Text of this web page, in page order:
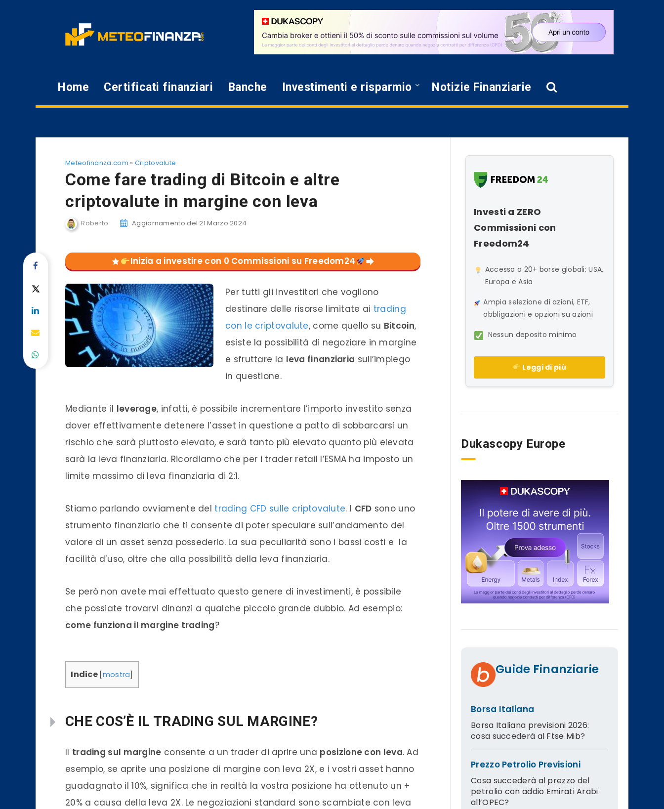
Home Certificati finanziari Banche Investimenti e risparmio Notizie Finanziarie
Meteofinanza.com » Criptovalute
Come fare trading di Bitcoin e altre
criptovalute in margine con leva
Roberto Aggiornamento del 21 Marzo 2024
Inizia a investire con 0 Commissioni su Freedom24
Per tutti gli investitori che vogliono
destinare delle risorse limitate ai trading
con le criptovalute, come quello su Bitcoin,
esiste la possibilità di negoziare in margine
e sfruttare la leva finanziaria sull’impiego
in questione.
Mediante il leverage, infatti, è possibile incrementare l’importo investito senza
dover effettivamente detenere l’asset in questione a patto di sobbarcarsi un
rischio che sarà piuttosto elevato, e sarà tanto più elevato quanto più elevata
sarà la leva finanziaria. Ricordiamo che per i traderretail l’ESMA ha imposto un
limite massimo di leva finanziaria di 2:1.
Stiamo parlando ovviamente del trading CFD sulle criptovalute. I CFD sono uno
strumento finanziario che ti consente di poter speculare sull’andamento del
valore di un asset senza possederlo. La sua peculiarità sono i bassi costi e la
facilità d’uso, oltre che alla possibilità della leva finanziaria.
Se però non avete mai effettuato questo genere di investimenti, è possibile
che possiate trovarvi dinanzi a qualche piccolo grande dubbio. Ad esempio:
come funziona il margine trading?
Indice [mostra
CHE COS’È IL TRADING SUL MARGINE?
Il trading sul margine consente a un traderdi aprire una posizione con leva. Ad
esempio, se aprite una posizione di margine con leva 2X, e i vostri asset hanno
guadagnato il 10%, significa che in realtà la vostra posizione ha ottenuto un +
20% a causa della leva 2X. Le negoziazioni standard sono scambiate con leva
Investi a ZERO
Commissioni con
Freedom24
Accesso a 20+ borse globali: USA,
Europa e Asia
Ampia selezione di azioni, ETF,
obbligazioni e opzioni su azioni
Nessun deposito minimo
Leggi di più
Dukascopy Europe
Guide Finanziarie
Borsa Italiana
Borsa Italiana previsioni 2026:
cosa succederà al Ftse Mib?
Prezzo Petrolio Previsioni
Cosa succederà al prezzo del
petrolio con addio Emirati Arabi
all’OPEC?